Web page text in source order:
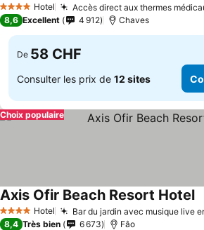
4 Étoiles Hotel Accès direct aux thermes
8,6 Excellent 4 912 Chaves
De 58 CHF
Consulter les prix de 12 sites
Choix populaire
4 Étoiles Hotel Bar du jardin avec musique live
Axis Ofir Beach Resort Hotel
8,4 Très bien 6 673 Fâo